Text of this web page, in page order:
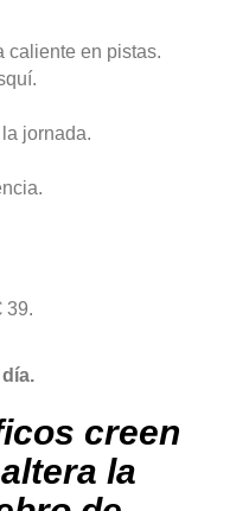
caliente en pistas.
jornada.
39.
creen
la